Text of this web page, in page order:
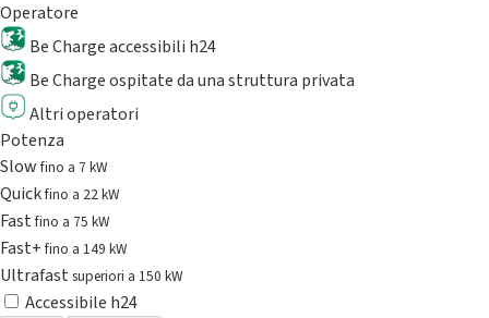
Operatore
Be Charge accessibili h24
Be Charge ospitate da una struttura privata
Altri operatori
Potenza
Slowfino a 7 kW
Quickfino a 22 kW
Fastfino a 75 kW
Fast+fino a 149 kW
Ultrafast superiori a 150 kW
Accessibile h24